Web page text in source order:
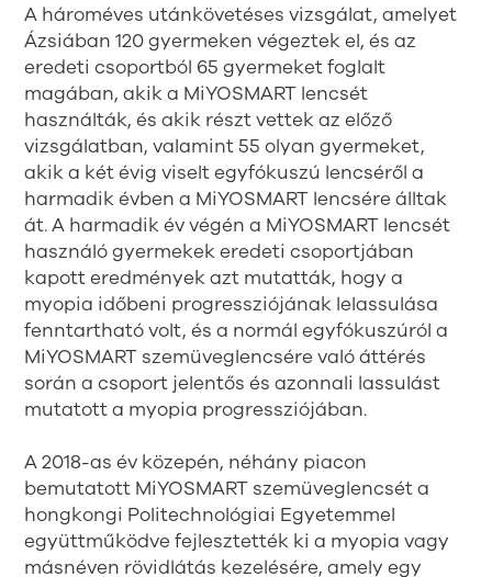
A hároméves utánkövetéses vizsgálat, amelyet
Ázsiában 120 gyermeken végeztek el, és az
eredeti csoportból 65 gyermeket foglalt
magában, akik a MiYOSMART lencsét
használták, és akik részt vettek az előző
vizsgálatban, valamint 55 olyan gyermeket,
akik a két évig viselt egyfókuszú lencséről a
harmadik évben a MiYOSMART lencsére álltak
át. A harmadik év végén a MiYOSMART lencsét
használó gyermekek eredeti csoportjában
kapott eredmények azt mutatták, hogy a
myopia időbeni progressziójának lelassulása
fenntartható volt, és a normál egyfókuszúról a
MiYOSMART szemüveglencsére való áttérés
során a csoport jelentős és azonnali lassulást
mutatott a myopia progressziójában.
A 2018-as év közepén, néhány piacon
bemutatott MiYOSMART szemüveglencsét a
hongkongi Politechnológiai Egyetemmel
együttműködve fejlesztették ki a myopia vagy
másnéven rövidlátás kezelésére, amely egy